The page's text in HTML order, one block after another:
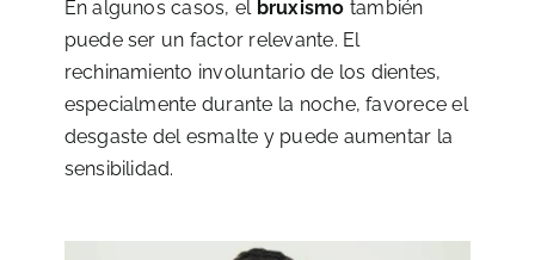
En algunos casos, el bruxismo también
puede ser un factor relevante. El
rechinamiento involuntario de los dientes,
especialmente durante la noche, favorece el
desgaste del esmalte y puede aumentar la
sensibilidad.